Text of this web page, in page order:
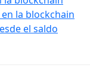
la blockchain
el saldo